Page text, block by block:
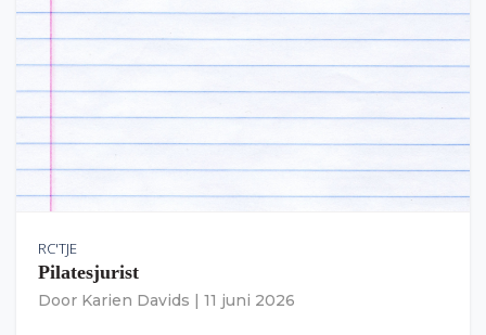
RC'TJE
Pilatesjurist
Door Karien Davids 11 juni 2026